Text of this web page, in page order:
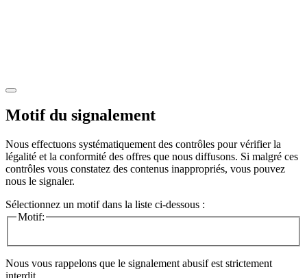
Motif du signalement
Nous effectuons systématiquement des contrôles pour vérifier la
légalité et la conformité des offres que nous diffusons. Si malgré ces
contrôles vous constatez des contenus inappropriés, vous pouvez
nous le signaler.
Sélectionnez un motif dans la liste ci-dessous :
Motif:
Nous vous rappelons que le signalement abusif est strictement
interdit.